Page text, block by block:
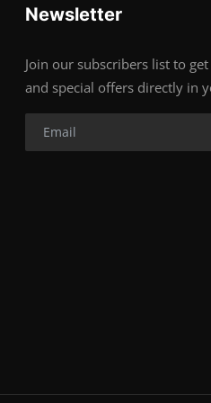
Newsletter
Join our subscribers list to
and special offers directly in